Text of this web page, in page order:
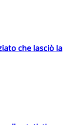
che lasciò la